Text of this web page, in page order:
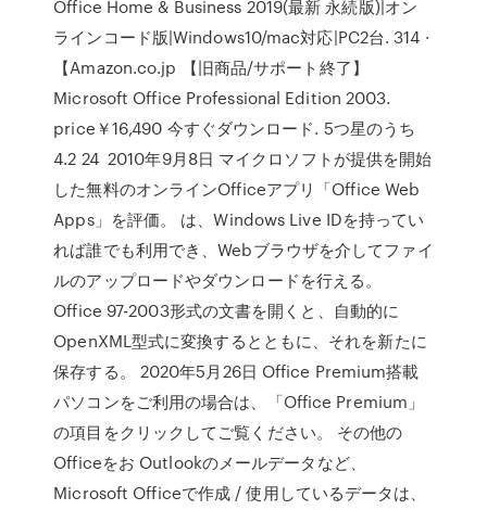
Office Home & Business 2019(最新 永続版)|オン
ラインコード版|Windows10/mac対応|PC2台. 314 ·
【Amazon.co.jp 【旧商品/サポート終了】
Microsoft Office Professional Edition 2003.
price￥16,490 今すぐダウンロード. 5つ星のうち
4.2 24 2010年9月8日 マイクロソフトが提供を開始
した無料のオンラインOfficeアプリ「Office Web
Apps」を評価。 は、Windows Live IDを持ってい
れば誰でも利用でき、Webブラウザを介してファイ
ルのアップロードやダウンロードを行える。
Office 97-2003形式の文書を開くと、自動的に
OpenXML型式に変換するとともに、それを新たに
保存する。 2020年5月26日 Office Premium搭載
パソコンをご利用の場合は、「Office Premium」
の項目をクリックしてご覧ください。 その他の
Officeをお Outlookのメールデータなど、
Microsoft Officeで作成 / 使用しているデータは、